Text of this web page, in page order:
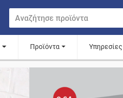
Προϊόντα Υπηρεσίες